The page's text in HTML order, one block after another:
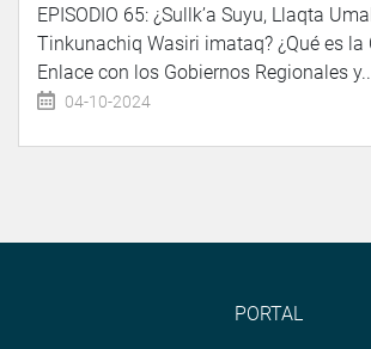
EPISODIO 65: ¿Sullk’a Suyu, Llaqta
Tinkunachiq Wasiri imataq? ¿Qué es la
Enlace con los Gobiernos Regionales
04-10-2024
PORTAL